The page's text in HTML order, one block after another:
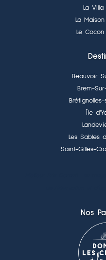
La
La
Le
Beauvoir
Brem-
Brétignolles-
Île-
Les Sables
Saint-Gilles-
Nos